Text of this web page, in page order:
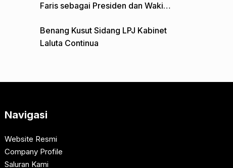
Faris sebagai Presiden dan Wakil
Benang Kusut Sidang LPJ Kabinet
Laluta Continua
Navigasi
Website Resmi
Company Profile
Saluran Kami